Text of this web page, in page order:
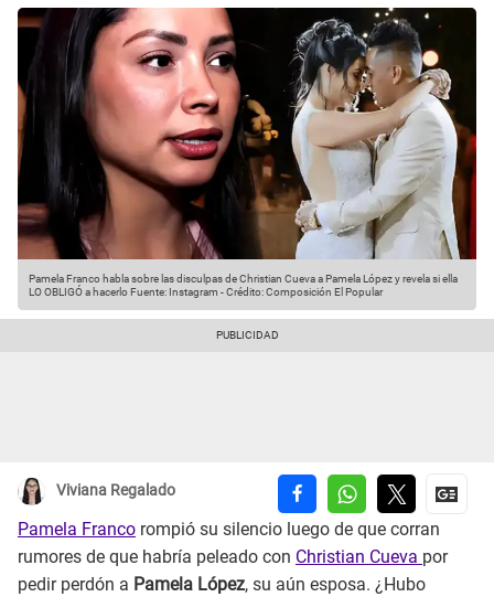
Pamela Franco habla sobre las disculpas de Christian Cueva a Pamela López y revela si ella
LO OBLIGÓ a hacerloFuente: Instagram -Crédito: Composición El Popular
Viviana Regalado
Pamela Franco rompió su silencio luego de que corran
rumores de que habría peleado con Christian Cueva por
pedir perdón a Pamela López, su aún esposa. ¿Hubo